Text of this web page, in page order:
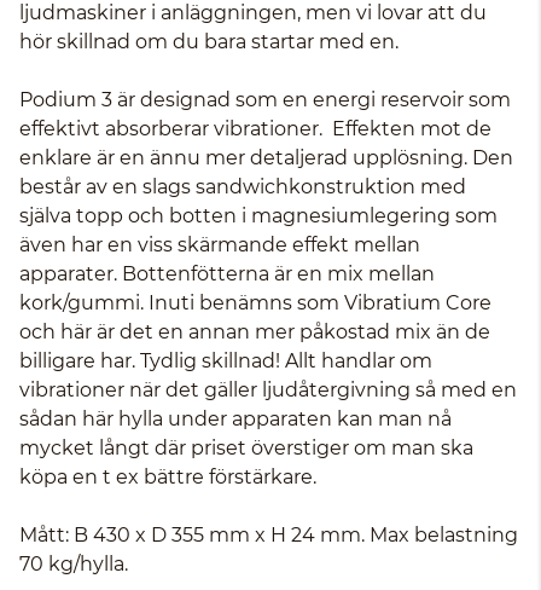
ljudmaskiner i anläggningen, men vi lovar att du
hör skillnad om du bara startar med en.
Podium 3 är designad som en energi reservoir som
effektivt absorberar vibrationer. Effekten mot de
enklare är en ännu mer detaljerad upplösning. Den
består av en slags sandwichkonstruktion med
själva topp och botten i magnesiumlegering som
även har en viss skärmande effekt mellan
apparater. Bottenfötterna är en mix mellan
kork/gummi. Inuti benämns som Vibratium Core
och här är det en annan mer påkostad mix än de
billigare har. Tydlig skillnad! Allt handlar om
vibrationer när det gäller ljudåtergivning så med en
sådan här hylla under apparaten kan man nå
mycket långt där priset överstiger om man ska
köpa en t ex bättre förstärkare.
Mått: B 430 x D 355 mm x H 24 mm. Max belastning
70 kg/hylla.